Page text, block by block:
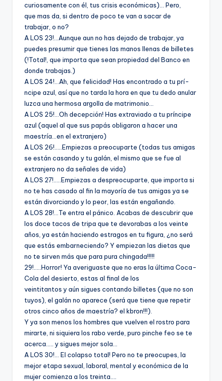
curiosamente con él, tus crisis económicas)… Pero,
que mas da, si dentro de poco te van a sacar de
trabajar, o no?
A LOS 23!…Aunque aun no has dejado de trabajar, ya
puedes presumir que tienes las manos llenas de billetes
(!Total!, que importa que sean propiedad del Banco en
donde trabajas.)
A LOS 24!…Ah, que felicidad! Has encontrado a tu prí­
ncipe azul, así­ que no tarda la hora en que tu dedo anular
luzca una hermosa argolla de matrimonio…
A LOS 25!…Oh decepción! Has extraviado a tu prí­ncipe
azul (aquel al que sus papás obligaron a hacer una
maestrí­a…en el extranjero)
A LOS 26!…..Empiezas a preocuparte (todas tus amigas
se están casando y tu galán, el mismo que se fue al
extranjero no da señales de vida)
A LOS 27!…..Empiezas a despreocuparte, que importa si
no te has casado al fin la mayorí­a de tus amigas ya se
están divorciando y lo peor, las están engañando.
A LOS 28!…Te entra el pánico. Acabas de descubrir que
los doce tacos de tripa que te devorabas a los veinte
años, ya están haciendo estragos en tu figura, ¿no será
que estás embarneciendo? Y empiezan las dietas que
no te sirven más que para pura chingada!!!!!
29!…..Horror! Ya averiguaste que no eras la última Coca-
Cola del desierto, estas al final de los
veintitantos y aún sigues contando billetes (que no son
tuyos), el galán no aparece (será que tiene que repetir
otros cinco años de maestrí­a? el kbron!!!).
Y ya son menos los hombres que vuelven el rostro para
mirarte, ni siquiera los rabo verde, puro pinche feo se te
acerca….. y sigues mejor sola…
A LOS 30!… El colapso total! Pero no te preocupes, la
mejor etapa sexual, laboral, mental y económica de la
mujer comienza a los treinta….